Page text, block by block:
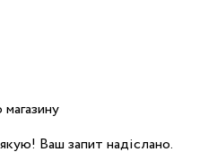
Ваш запит надіслано.